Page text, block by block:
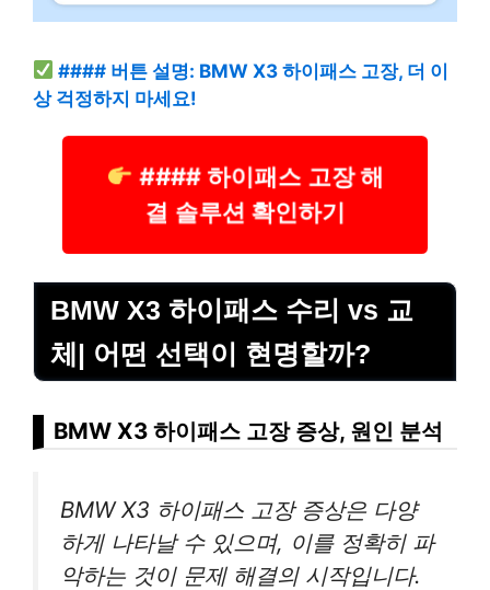
#### 버튼 설명: BMW X3 하이패스 고장, 더 이
상 걱정하지 마세요!
#### 하이패스 고장 해
결 솔루션 확인하기
BMW X3 하이패스 수리 vs 교
체| 어떤 선택이 현명할까?
BMW X3 하이패스 고장 증상, 원인 분석
BMW X3 하이패스 고장 증상은 다양
하게 나타날 수 있으며, 이를 정확히 파
악하는 것이 문제 해결의 시작입니다.